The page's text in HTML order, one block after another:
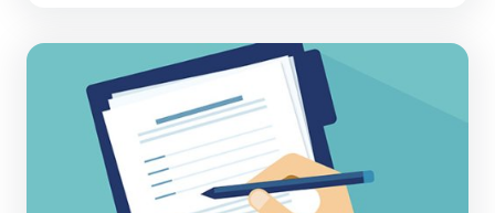
Demande d’autorisation d’Occupation du Domaine